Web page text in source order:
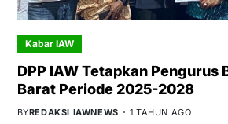
Kabar IAW
DPP IAW Tetapkan Pengurus
Barat Periode 2025-2028
BYREDAKSI IAWNEWS 1 TAHUN AGO